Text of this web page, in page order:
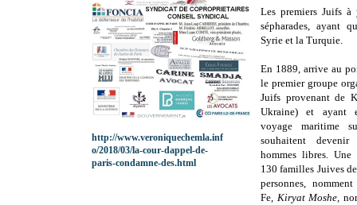
Les premiers Juifs
sépharades, ayant
Syrie et la Turquie.
En 1889, arrive au
le premier groupe
Juifs provenant de
Ukraine) et ayant
voyage maritime
souhaitent devenir
hommes libres.
130 familles Juives
personnes,
Fe, Kiryat Moshe,
http://www.veroniquechemla.inf
o/2018/03/la-cour-dappel-de-
paris-condamne-des.html